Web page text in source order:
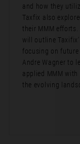
and how they
Taxfix also
their MMM
will outline
focusing on
Andre Wagner to
applied MMM
the evolving